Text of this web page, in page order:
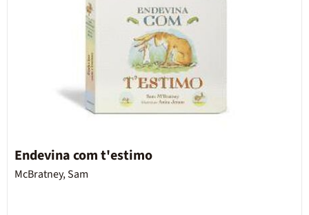
Endevina com t'estimo
McBratney, Sam